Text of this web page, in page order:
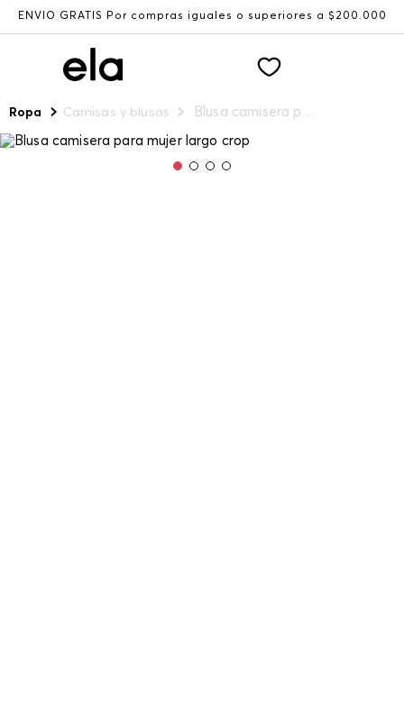
ENVÍO GRATIS Por compras iguales o superiores a $200.000
Ropa Camisas y blusas Blusa camisera para mujer largo crop